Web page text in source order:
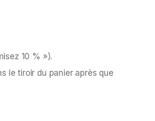
10 % »).
le tiroir du panier après que